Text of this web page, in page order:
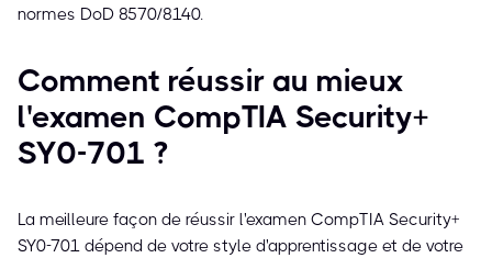
normes DoD 8570/8140.
Comment réussir au mieux
l'examen CompTIA Security+
SY0-701 ?
La meilleure façon de réussir l'examen CompTIA Security+
SY0-701 dépend de votre style d'apprentissage et de votre